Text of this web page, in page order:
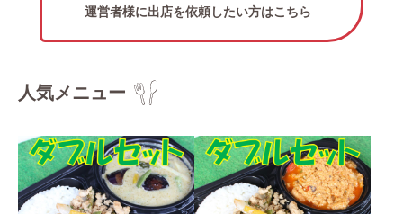
運営者様に出店を依頼したい方はこちら
人気メニュー